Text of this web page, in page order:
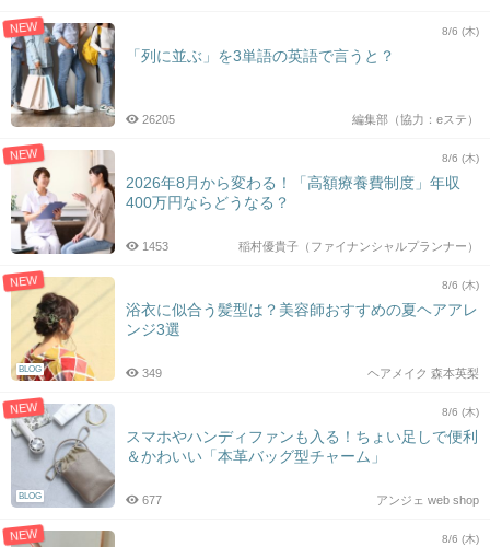
NEW 8/6 (木)
「列に並ぶ」を3単語の英語で言うと？
編集部（協力：eステ）
26205
NEW 8/6 (木)
2026年8月から変わる！「高額療養費制度」年収
400万円ならどうなる？
稲村優貴子（ファイナンシャルプランナー）
1453
NEW
BLOG
8/6 (木)
浴衣に似合う髪型は？美容師おすすめの夏ヘアアレ
ンジ3選
ヘアメイク 森本英梨
349
NEW
BLOG
8/6 (木)
スマホやハンディファンも入る！ちょい足しで便利
＆かわいい「本革バッグ型チャーム」
アンジェ web shop
677
NEW 8/6 (木)